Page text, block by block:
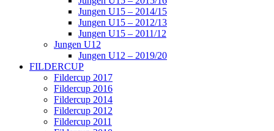
Jungen U15 – 2014/15
Jungen U15 – 2012/13
Jungen U15 – 2011/12
Jungen U12
Jungen U12 – 2019/20
FILDERCUP
Fildercup 2017
Fildercup 2016
Fildercup 2014
Fildercup 2012
Fildercup 2011